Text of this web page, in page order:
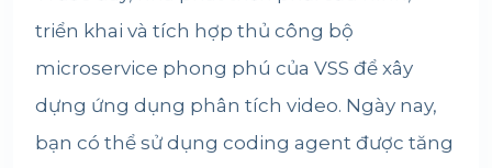
triển khai và tích hợp thủ công bộ
microservice phong phú của VSS để xây
dựng ứng dụng phân tích video. Ngày nay,
bạn có thể sử dụng coding agent được tăng